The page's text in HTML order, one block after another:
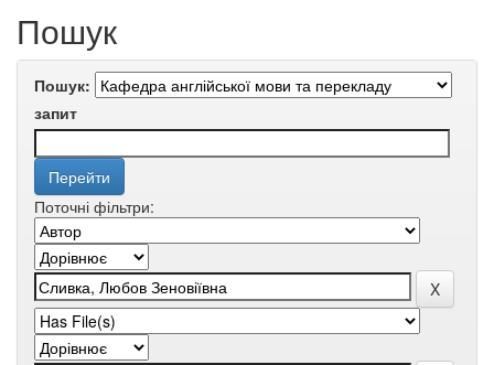
Пошук
Пошук:
запит
Поточні фільтри: